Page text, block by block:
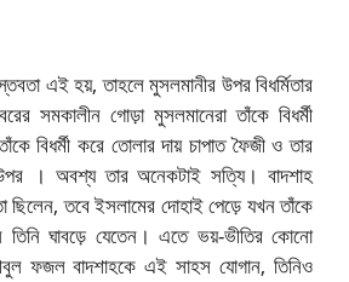
এই হয়, তাহলে মুসলমানীর উপর বিধর্মিতার
সমকালীন গোড়া মুসলমানেরা তাঁকে বিধর্মী
বিধর্মী করে তোলার দায় চাপাত ফৈজী ও তার
। অবশ্য তার অনেকটাই সত্যি। বাদশাহ
ছিলেন, তবে ইসলামের দোহাই পেড়ে যখন তাঁকে
ঘাবড়ে যেতেন। এতে ভয়-ভীতির কোনো
ফজল বাদশাহকে এই সাহস যোগান, তিনিও